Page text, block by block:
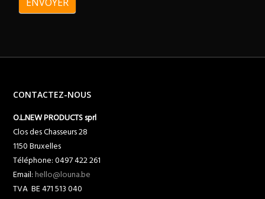
CONTACTEZ-NOUS
O.L.NEW PRODUCTS sprl
Clos des Chasseurs 28
1150 Bruxelles
Téléphone: 0497 422 261
Email:hello@louna.be
TVA BE 471 513 040